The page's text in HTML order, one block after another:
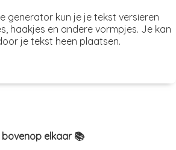
generator kun je je tekst versieren
haakjes en andere vormpjes. Je kan
je tekst heen plaatsen.
elkaar 📚